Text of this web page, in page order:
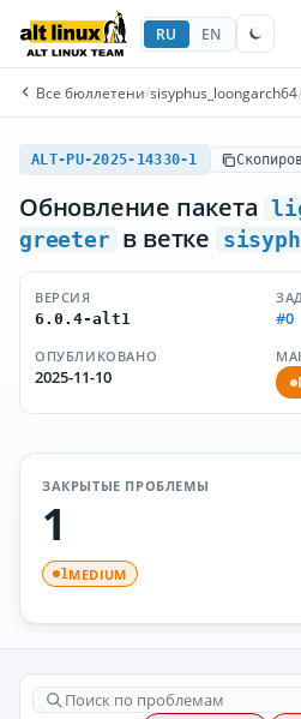
RU EN
Все бюллетени/sisyphus_loongarch64/
ALT-PU-2025-14330-1
Обновление пакета
greeter в ветке
ВЕРСИЯ
6.0.4-alt1
#0
ОПУБЛИКОВАНО
2025-11-10
ЗАКРЫТЫЕ ПРОБЛЕМЫ
1
1MEDIUM